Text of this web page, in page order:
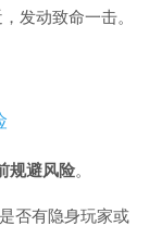
发动致命一击。
规避风险。
否有隐身玩家或